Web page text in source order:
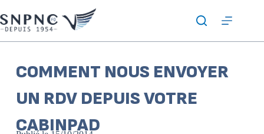
COMMENT NOUS ENVOYER
UN RDV DEPUIS VOTRE
CABINPAD